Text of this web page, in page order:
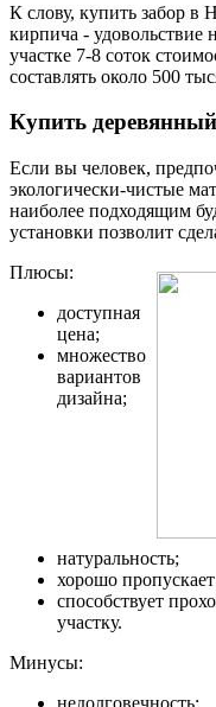
К слову, купить забор
кирпича - удовольствие
участке 7-8 соток
составлять около 500
Купить
Если вы человек,
экологически-чистые
наиболее подходящим
установки позволит
Плюсы:
доступная
цена;
множество
вариантов
дизайна;
натуральность;
хорошо пропускает
способствует
участку.
Минусы:
недолговечность;